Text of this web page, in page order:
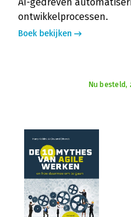
ontwikkelprocessen.
Boek bekijken
Nu